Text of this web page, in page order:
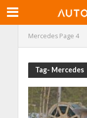
Mercedes Page 4
Tag- Mercedes